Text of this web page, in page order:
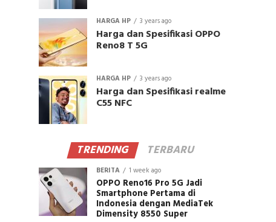
HARGA HP 3 years ago
Harga dan Spesifikasi OPPO
Reno8 T 5G
HARGA HP 3 years ago
Harga dan Spesifikasi realme
C55 NFC
TRENDING TERBARU
BERITA 1 week ago
OPPO Reno16 Pro 5G Jadi
Smartphone Pertama di
Indonesia dengan MediaTek
Dimensity 8550 Super